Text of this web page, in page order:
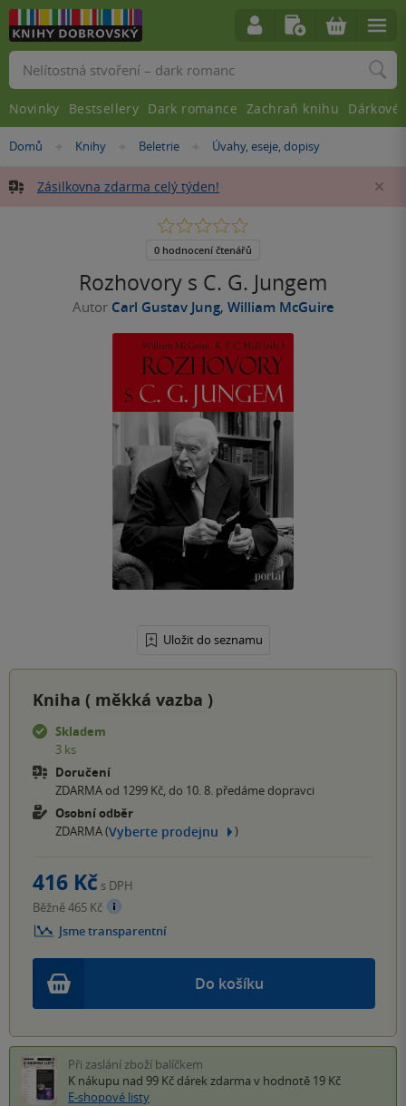
Nacházíte
zde:
Domů »
Knihy »
Beletrie »
Úvahy, eseje, dopisy
Zásilkovna zdarma celý týden!
Rozhovory s C. G. Jungem
Autor Carl Gustav Jung, William McGuire
Uložit do seznamu
0.0
5
0 hodnocení čtenářů
Kniha ( měkká vazba )
Skladem
3 ks
Doručení
ZDARMA od 1299 Kč, do 10. 8. předáme dopravci
Osobní odběr
ZDARMA (Vyberte prodejnu )
Do košíku
416 Kč s DPH
Běžně 465 Kč
Jsme transparentní
Při zaslání zboží balíčkem
K nákupu nad 99 Kč dárek zdarma v hodnotě 19 Kč
E-shopové listy
Vyhledávání
Novinky Bestsellery Dark romance Zachraň knihu Dárkové